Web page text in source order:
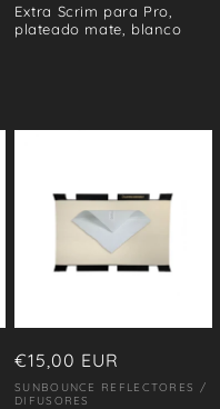
Extra Scrim para Pro,
plateado mate, blanco
Precio
habitual
€15,00 EUR
Proveedor:
SUNBOUNCE REFLECTORES /
DIFUSORES